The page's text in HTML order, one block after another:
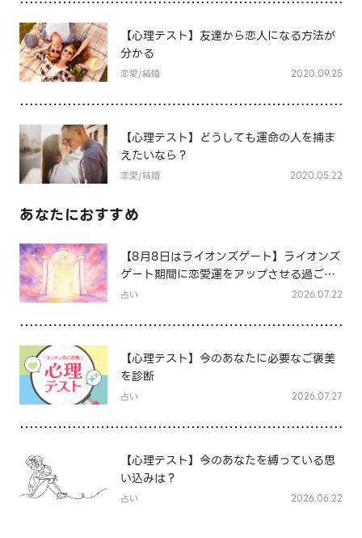
【心理テスト】友達から恋人になる方法が
分かる
恋愛/結婚 2020.09.25
【心理テスト】どうしても運命の人を捕ま
えたいなら？
恋愛/結婚 2020.05.22
あなたにおすすめ
【8月8日はライオンズゲート】ライオンズ
ゲート期間に恋愛運をアップさせる過ごし
方は？
占い 2026.07.22
【心理テスト】今のあなたに必要なご褒美
を診断
占い 2026.07.27
【心理テスト】今のあなたを縛っている思
い込みは？
占い 2026.06.22